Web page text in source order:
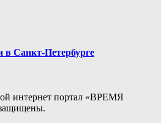
Санкт-Петербурге
интернет портал «ВРЕМЯ